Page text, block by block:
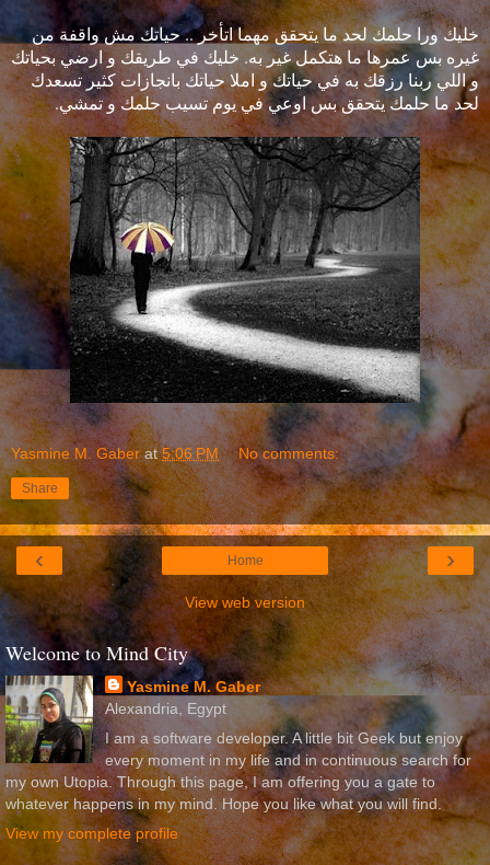
خليك ورا حلمك لحد ما يتحقق مهما اتأخر .. حياتك مش واقفة من
غيره بس عمرها ما هتكمل غير به. خليك في طريقك و ارضي بحياتك
و اللي ربنا رزقك به في حياتك و املا حياتك بانجازات كثير تسعدك
لحد ما حلمك يتحقق بس اوعي في يوم تسيب حلمك و تمشي.
Yasmine M. Gaber at5:06 PM No comments:
Share
‹ ›
Home
View web version
Welcome to Mind City
Yasmine M. Gaber
Alexandria, Egypt
I am a software developer. A little bit Geek but enjoy
every moment in my life and in continuous search for
my own Utopia. Through this page, I am offering you a gate to
whatever happens in my mind. Hope you like what you will find.
View my complete profile